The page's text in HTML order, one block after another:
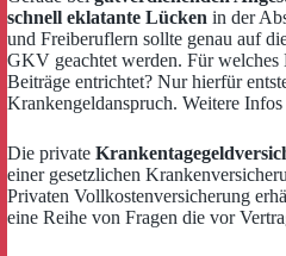
schnell eklatante Lücken in der
und Freiberuflern sollte genau auf
GKV geachtet werden. Für
Beiträge entrichtet? Nur hierfür
Krankengeldanspruch. Weitere
Die private
einer gesetzlichen
Privaten Vollkostenversicherung
eine Reihe von Fragen die vor